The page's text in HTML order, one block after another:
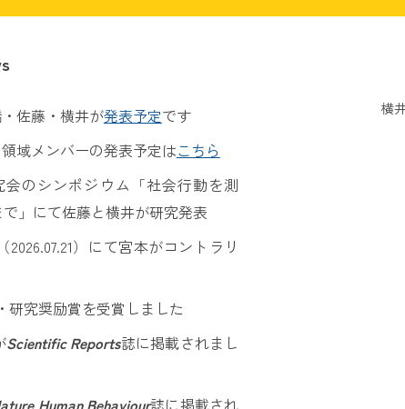
佐藤・横井が発表予定です
域メンバーの発表予定はこちら
のシンポジウム「社会行動を測
」にて佐藤と横井が研究発表
（2026.07.21）にて宮本がコントラリ
研究奨励賞を受賞しました
Scientific Reports誌に掲載されまし
Human Behaviour誌に掲載され
横